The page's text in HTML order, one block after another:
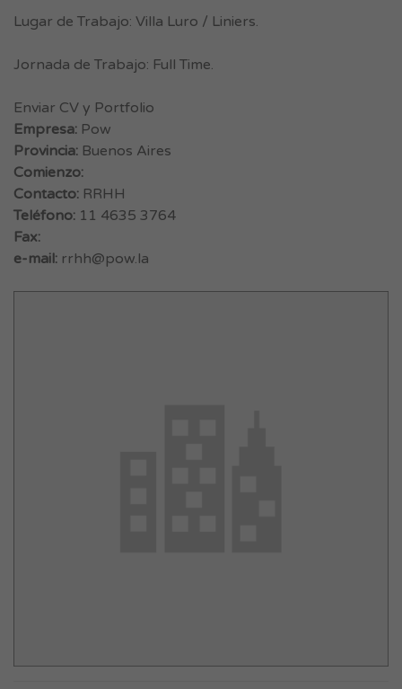
Lugar de Trabajo: Villa Luro / Liniers.
Jornada de Trabajo: Full Time.
Enviar CV y Portfolio
Empresa: Pow
Provincia: Buenos Aires
Comienzo:
Contacto: RRHH
Teléfono: 11 4635 3764
Fax:
e-mail: rrhh@pow.la